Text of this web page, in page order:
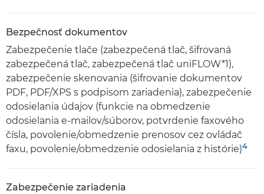
Bezpečnosť dokumentov
Zabezpečenie tlače (zabezpečená tlač, šifrovaná
zabezpečená tlač, zabezpečená tlač uniFLOW*1),
zabezpečenie skenovania (šifrovanie dokumentov
PDF, PDF/XPS s podpisom zariadenia), zabezpečenie
odosielania údajov (funkcie na obmedzenie
odosielania e-mailov/súborov, potvrdenie faxového
čísla, povolenie/obmedzenie prenosov cez ovládač
faxu, povolenie/obmedzenie odosielania z histórie)4
Zabezpečenie zariadenia